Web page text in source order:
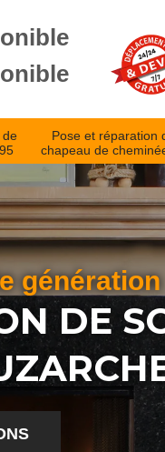
de
Pose et réparation
chapeau de
génération
DE